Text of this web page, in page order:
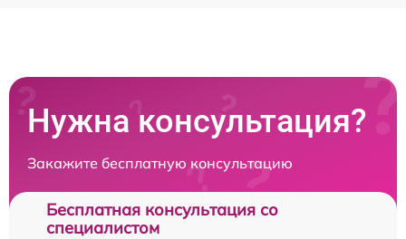
Нужна консультация?
Закажите бесплатную консультацию
Бесплатная консультация со
специалистом